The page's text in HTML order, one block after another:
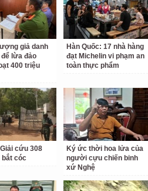
giả danh
để lừa đảo
400 triệu
Hàn Quốc: 17 nhà hàng
đạt Michelin vi phạm an
toàn thực phẩm
cứu 308
cóc
Ký ức thời hoa lửa của
người cựu chiến binh
xứ Nghệ